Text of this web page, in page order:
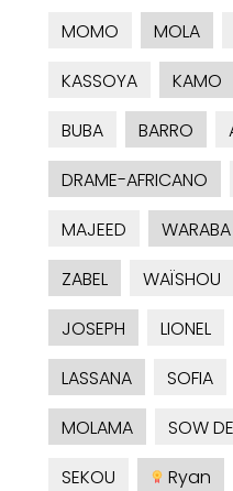
MOMO
MOLA
KASSOYA
KAMO
BUBA
BARRO
DRAME-AFRICANO
MAJEED
WARABA
ZABEL
WAÏSHOU
JOSEPH
LIONEL
LASSANA
SOFIA
MOLAMA
SOW
SEKOU
Ryan